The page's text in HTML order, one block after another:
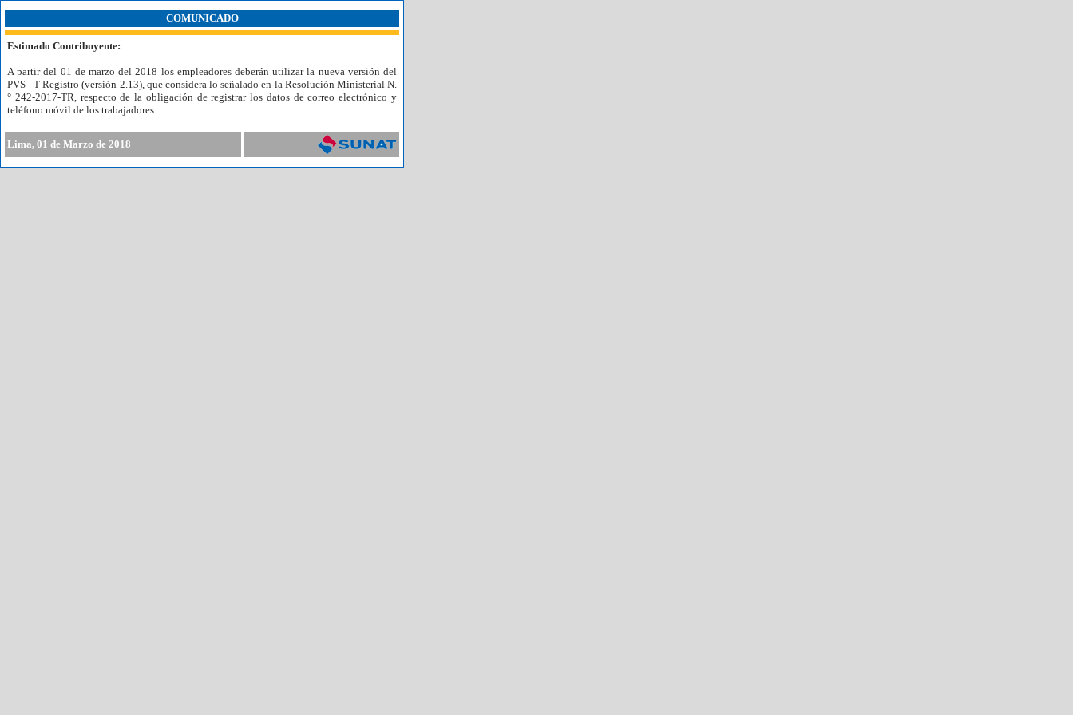
COMUNICADO
Estimado Contribuyente:
A partir del 01 de marzo del 2018 los empleadores deberán utilizar la nueva versión del
PVS - T-Registro (versión 2.13), que considera lo señalado en la Resolución Ministerial N.
° 242-2017-TR, respecto de la obligación de registrar los datos de correo electrónico y
teléfono móvil de los trabajadores.
Lima, 01 de Marzo de 2018